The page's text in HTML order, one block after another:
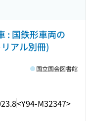
: 国鉄形車両の
アル別冊)
<Y94-M32347>
国立国会図書館